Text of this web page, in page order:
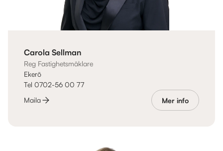
Carola Sellman
Reg Fastighetsmäklare
Ekerö
Tel 0702-56 00 77
Maila
Mer info